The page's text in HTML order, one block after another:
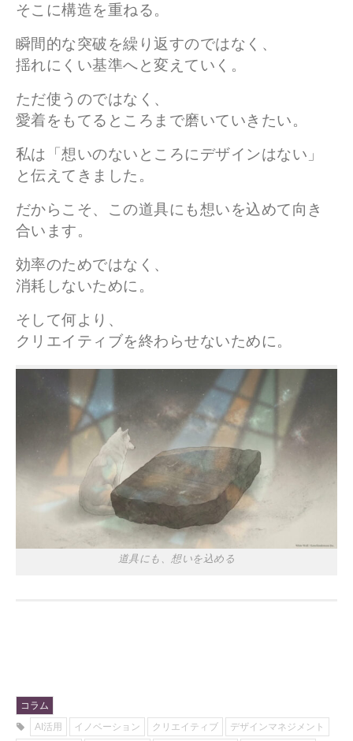
そこに構造を重ねる。
瞬間的な突破を繰り返すのではなく、
揺れにくい基準へと変えていく。
ただ使うのではなく、
愛着をもてるところまで磨いていきたい。
私は「想いのないところにデザインはない」
と伝えてきました。
だからこそ、この道具にも想いを込めて向き
合います。
効率のためではなく、
消耗しないために。
そして何より、
クリエイティブを終わらせないために。
道具にも、想いを込める
コラム
AI活用
イノベーション クリエイティブ
デザインマネジメント